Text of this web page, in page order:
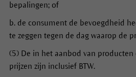
bepalingen; of
b. de consument de bevoegdheid
te zeggen tegen de dag waarop de
(5) De in het aanbod van
prijzen zijn inclusief BTW.